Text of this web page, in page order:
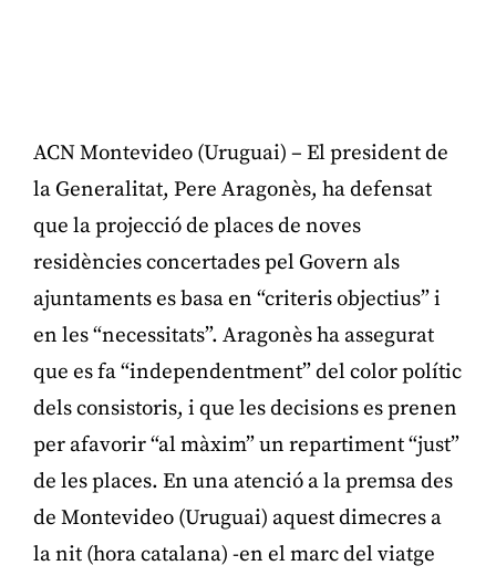
ACN Montevideo (Uruguai) – El president de
la Generalitat, Pere Aragonès, ha defensat
que la projecció de places de noves
residències concertades pel Govern als
ajuntaments es basa en “criteris objectius” i
en les “necessitats”. Aragonès ha assegurat
que es fa “independentment” del color polític
dels consistoris, i que les decisions es prenen
per afavorir “al màxim” un repartiment “just”
de les places. En una atenció a la premsa des
de Montevideo (Uruguai) aquest dimecres a
la nit (hora catalana) -en el marc del viatge